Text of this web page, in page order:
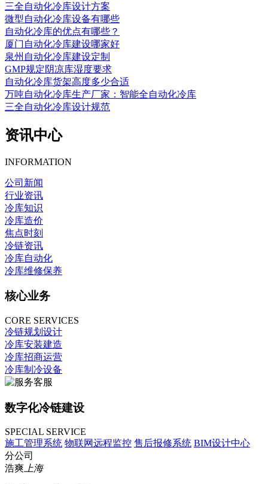
三全自动化冷库设计方案
微型自动化冷库设备有哪些
自动化冷库的优点有哪些？
厦门自动化冷库建设哪家好
泉州自动化冷库建设定制
GMP规定阴凉库湿度要求
自动化冷库货架高度多少合适
万吨自动化冷库生产厂家：智能全自动化冷库
三全自动化冷库设计规范
资讯中心
INFORMATION
公司新闻
行业资讯
冷库知识
冷库造价
焦点时刻
冷链资讯
冷库自动化
冷库维修保养
核心业务
CORE SERVICES
冷链规划设计
冷库安装建造
冷库招商运营
冷库制冷设备
数字化冷链建设
SPECIAL SERVICE
施工管理系统 物联网远程监控 售后报修系统 BIM设计中心
分公司
浩爽上海